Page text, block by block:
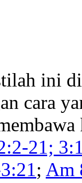
ini
cara
21;
; Am